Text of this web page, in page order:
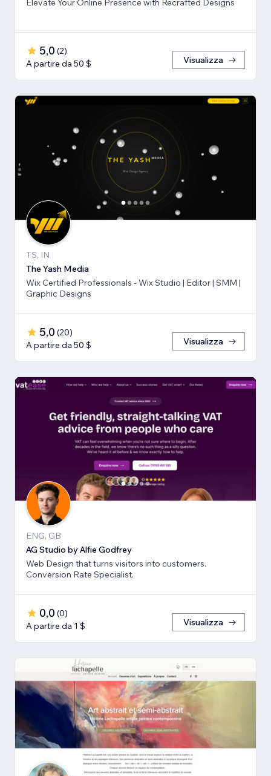
Elevate Your Online Presence with Recrafted Designs
5,0 (2)
A partire da 50 $
Visualizza
TS, IN
The Yash Media
Wix Certified Professionals - Wix Studio | Editor | SMM |
Graphic Designs
5,0 (20)
A partire da 50 $
Visualizza
ENG, GB
AG Studio by Alfie Godfrey
Web Design that turns visitors into customers.
Conversion Rate Specialist.
0,0 (0)
A partire da 1 $
Visualizza